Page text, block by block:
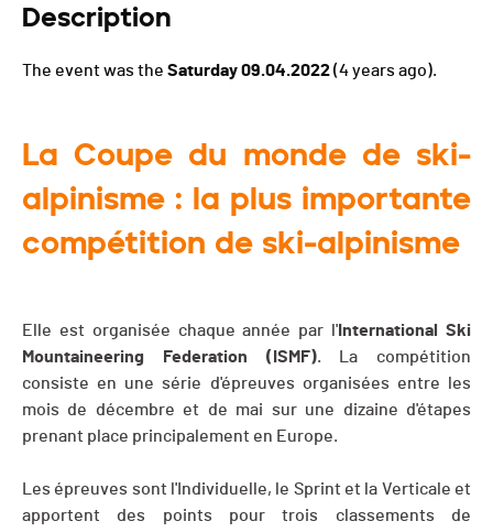
Description
The event was the Saturday 09.04.2022(4 years ago).
La Coupe du monde de ski-
alpinisme : la plus importante
compétition de ski-alpinisme
Elle est organisée chaque année par l' International Ski
Mountaineering Federation (ISMF). La compétition
consiste en une série d'épreuves organisées entre les
mois de décembre et de mai sur une dizaine d'étapes
prenant place principalement en Europe.
Les épreuves sont l'Individuelle, le Sprint et la Verticale et
apportent des points pour trois classements de